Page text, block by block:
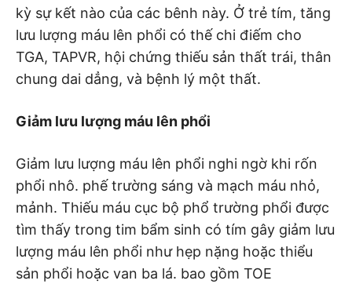
kỳ sự kết nào của các bênh này. Ở trẻ tím, tăng
lưu lượng máu lên phổi có thế chi điếm cho
TGA, TAPVR, hội chứng thiếu sản thất trái, thân
chung dai dẳng, và bệnh lý một thất.
Giảm lưu lượng máu lên phổi
Giảm lưu lượng máu lên phổi nghi ngờ khi rốn
phổi nhô. phế trường sáng và mạch máu nhỏ,
mảnh. Thiếu máu cục bộ phổ trường phổi được
tìm thấy trong tim bẩm sinh có tím gây giảm lưu
lượng máu lên phổi như hẹp nặng hoặc thiểu
sản phổi hoặc van ba lá. bao gồm TOE